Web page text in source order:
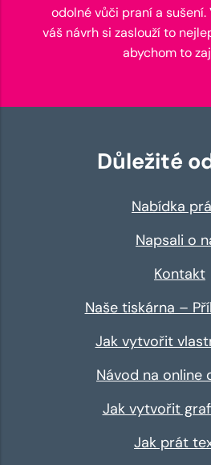
odolné vůči praní a sušení.
váš návrh si zaslouží to
abychom to
Důležité
Nabídka
Napsali o
Kontakt
Naše tiskárna –
Jak vytvořit
Návod na online
Jak vytvořit
Jak prát